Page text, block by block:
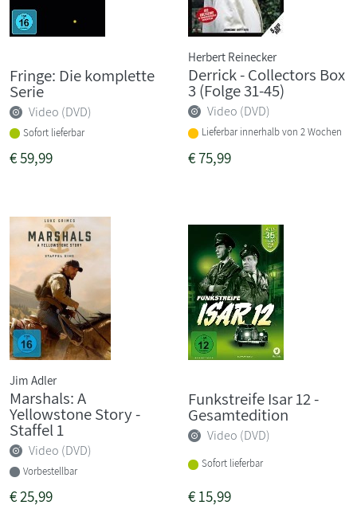
Fringe: Die komplette
Serie
Video (DVD)
Sofort lieferbar
€59,99
Herbert Reinecker
Derrick - Collectors Box
3 (Folge 31-45)
Video (DVD)
Lieferbar innerhalb von 2 Wochen
€75,99
Jim Adler
Marshals: A
Yellowstone Story -
Staffel 1
Video (DVD)
Vorbestellbar
€25,99
Funkstreife Isar 12 -
Gesamtedition
Video (DVD)
Sofort lieferbar
€15,99